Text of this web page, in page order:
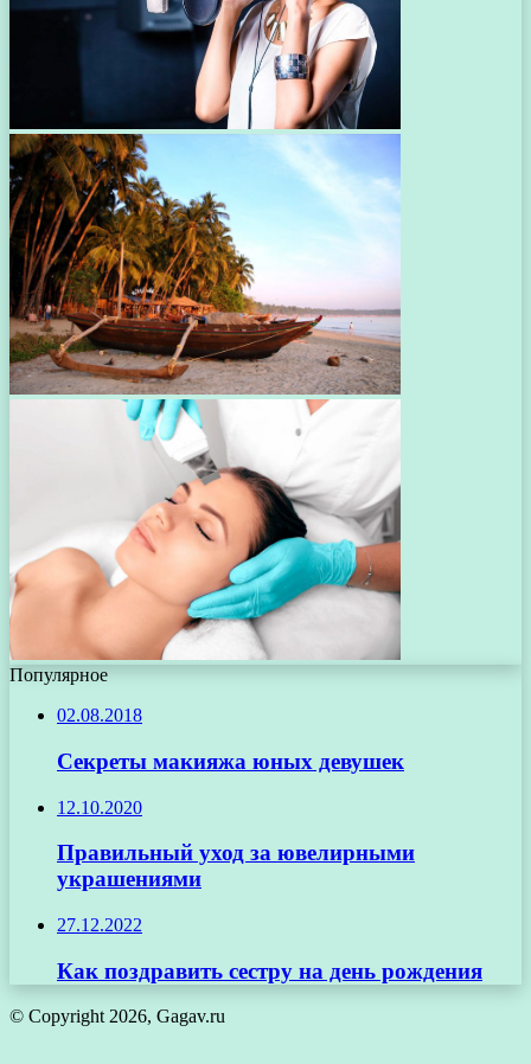
Популярное
02.08.2018
Секреты макияжа юных девушек
12.10.2020
Правильный уход за ювелирными
украшениями
27.12.2022
Как поздравить сестру на день рождения
© Copyright 2026, Gagav.ru